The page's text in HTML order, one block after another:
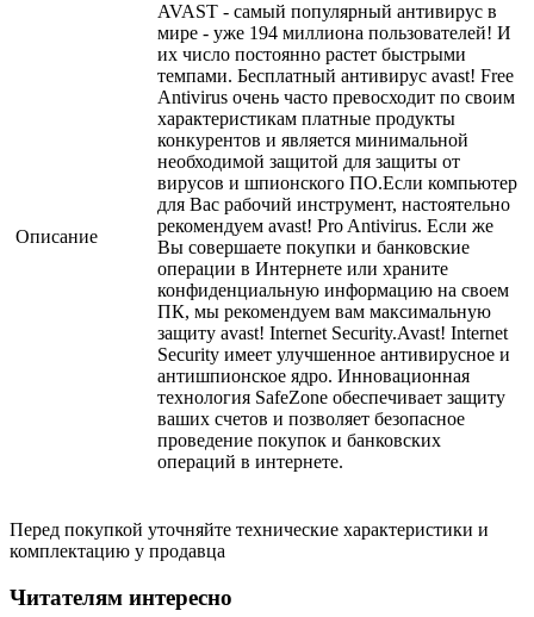
Описание
AVAST - самый популярный антивирус в
мире - уже 194 миллиона пользователей! И
их число постоянно растет быстрыми
темпами. Бесплатный антивирус avast! Free
Antivirus очень часто превосходит по своим
характеристикам платные продукты
конкурентов и является минимальной
необходимой защитой для защиты от
вирусов и шпионского ПО.Если компьютер
для Вас рабочий инструмент, настоятельно
рекомендуем avast! Pro Antivirus. Если же
Вы совершаете покупки и банковские
операции в Интернете или храните
конфиденциальную информацию на своем
ПК, мы рекомендуем вам максимальную
защиту avast! Internet Security.Avast! Internet
Security имеет улучшенное антивирусное и
антишпионское ядро. Инновационная
технология SafeZone обеспечивает защиту
ваших счетов и позволяет безопасное
проведение покупок и банковских
операций в интернете.
Перед покупкой уточняйте технические характеристики и
комплектацию у продавца
Читателям интересно